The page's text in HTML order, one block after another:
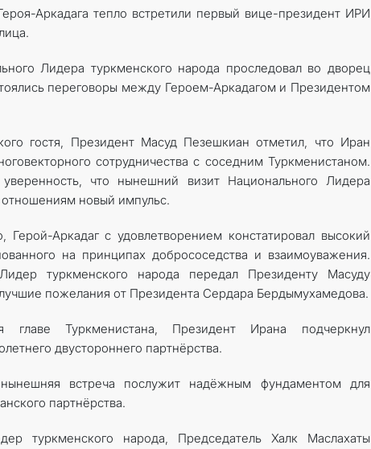
Аркадага тепло встретили первый вице-президент ИРИ
Лидера туркменского народа проследовал во дворец
переговоры между Героем-Аркадагом и Президентом
гостя, Президент Масуд Пезешкиан отметил, что Иран
сотрудничества с соседним Туркменистаном.
что нынешний визит Национального Лидера
новый импульс.
Герой-Аркадаг с удовлетворением констатировал высокий
на принципах добрососедства и взаимоуважения.
туркменского народа передал Президенту Масуду
пожелания от Президента Сердара Бердымухамедова.
главе Туркменистана, Президент Ирана подчеркнул
двустороннего партнёрства.
встреча послужит надёжным фундаментом для
партнёрства.
туркменского народа, Председатель Халк Маслахаты